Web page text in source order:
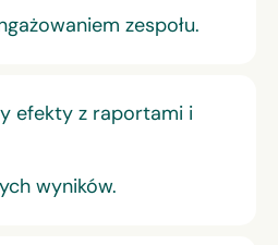
zespołu.
wyników.
efekty z raportami i